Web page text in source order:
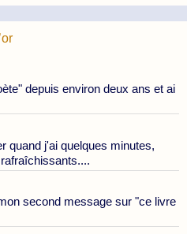
depuis environ deux ans et ai
quand j'ai quelques minutes,
second message sur "ce livre